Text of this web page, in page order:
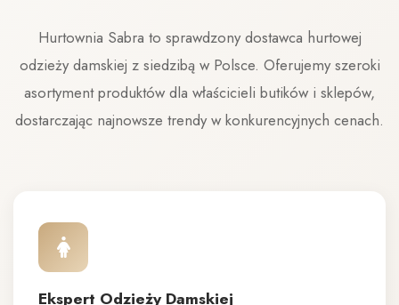
Hurtownia Sabra to sprawdzony dostawca hurtowej
odzieży damskiej z siedzibą w Polsce. Oferujemy szeroki
asortyment produktów dla właścicieli butików i sklepów,
dostarczając najnowsze trendy w konkurencyjnych cenach.
Ekspert Odzieży Damskiej